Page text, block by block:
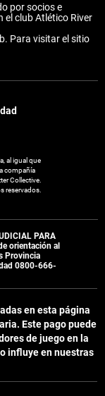
por socios e
el club Atlético River
Para visitar el sitio
al igual que
compañía
Collective.
reservados.
PARA
orientación al
Provincia
0800-666-
en esta página
. Este pago puede
de juego en la
influye en nuestras